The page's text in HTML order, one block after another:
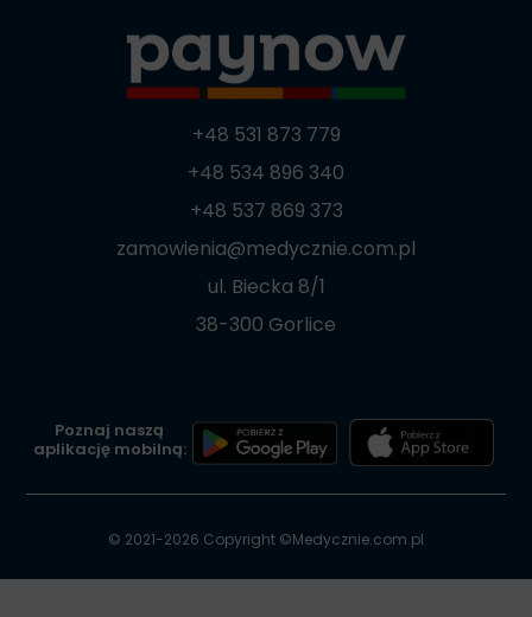
+48 531 873 779
+48 534 896 340
+48 537 869 373
zamowienia@medycznie.com.pl
ul. Biecka 8/1
38-300 Gorlice
Poznaj naszą
aplikację mobilną:
© 2021-2026 Copyright ©Medycznie.com.pl